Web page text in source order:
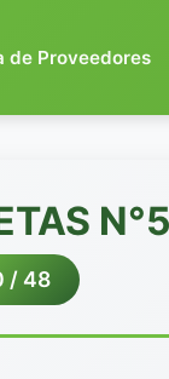
de Proveedores
/ 48